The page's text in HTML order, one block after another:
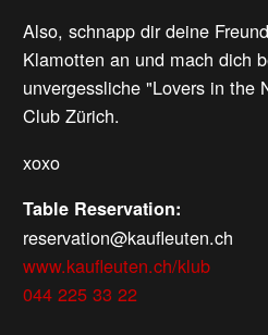
Also, schnapp dir deine
Klamotten an und mach dich
unvergessliche "Lovers in the
Club Zürich.
xoxo
Table Reservation:
reservation@kaufleuten.ch
www.kaufleuten.ch/klub
044 225 33 22